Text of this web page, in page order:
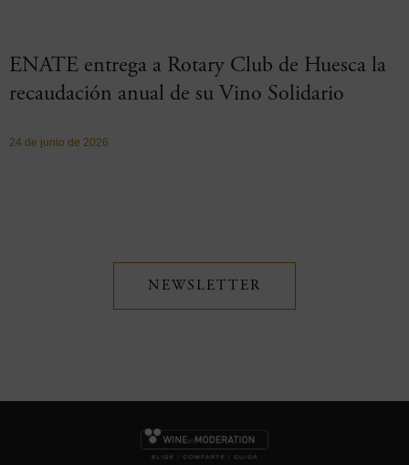
ENATE entrega a Rotary Club de Huesca la
recaudación anual de su Vino Solidario
24 de junio de 2026
NEWSLETTER